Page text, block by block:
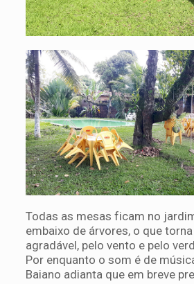
Todas as mesas ficam no
embaixo de árvores, o que
agradável, pelo vento e pelo
Por enquanto o som é de
Baiano adianta que em breve